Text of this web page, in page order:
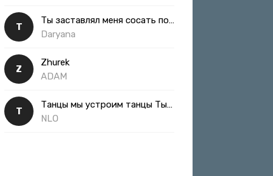
Т
Ты заставлял меня сосать полная
Daryana
Z
Zhurek
ADAM
Т
Танцы мы устроим танцы Ты такая классная
NLO